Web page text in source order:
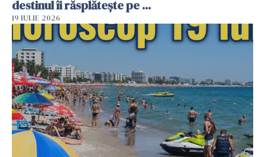
destinul îi răsplătește pe ...
19 IULIE 2026